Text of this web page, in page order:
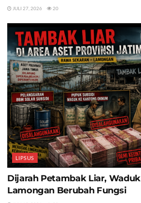
JULI 27, 2026 20
LIPSUS
Dijarah Petambak Liar,
Lamongan Berubah Fungsi